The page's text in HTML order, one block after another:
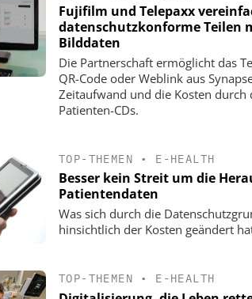
Fujifilm und Telepaxx
datenschutzkonforme Teilen
Bilddaten
Die Partnerschaft ermöglicht das
QR-Code oder Weblink aus
Zeitaufwand und die Kosten durch
Patienten-CDs.
TOP-THEMEN • E-HEALTH
Besser kein Streit um die
Patientendaten
Was sich durch die
hinsichtlich der Kosten geändert
TOP-THEMEN • E-HEALTH